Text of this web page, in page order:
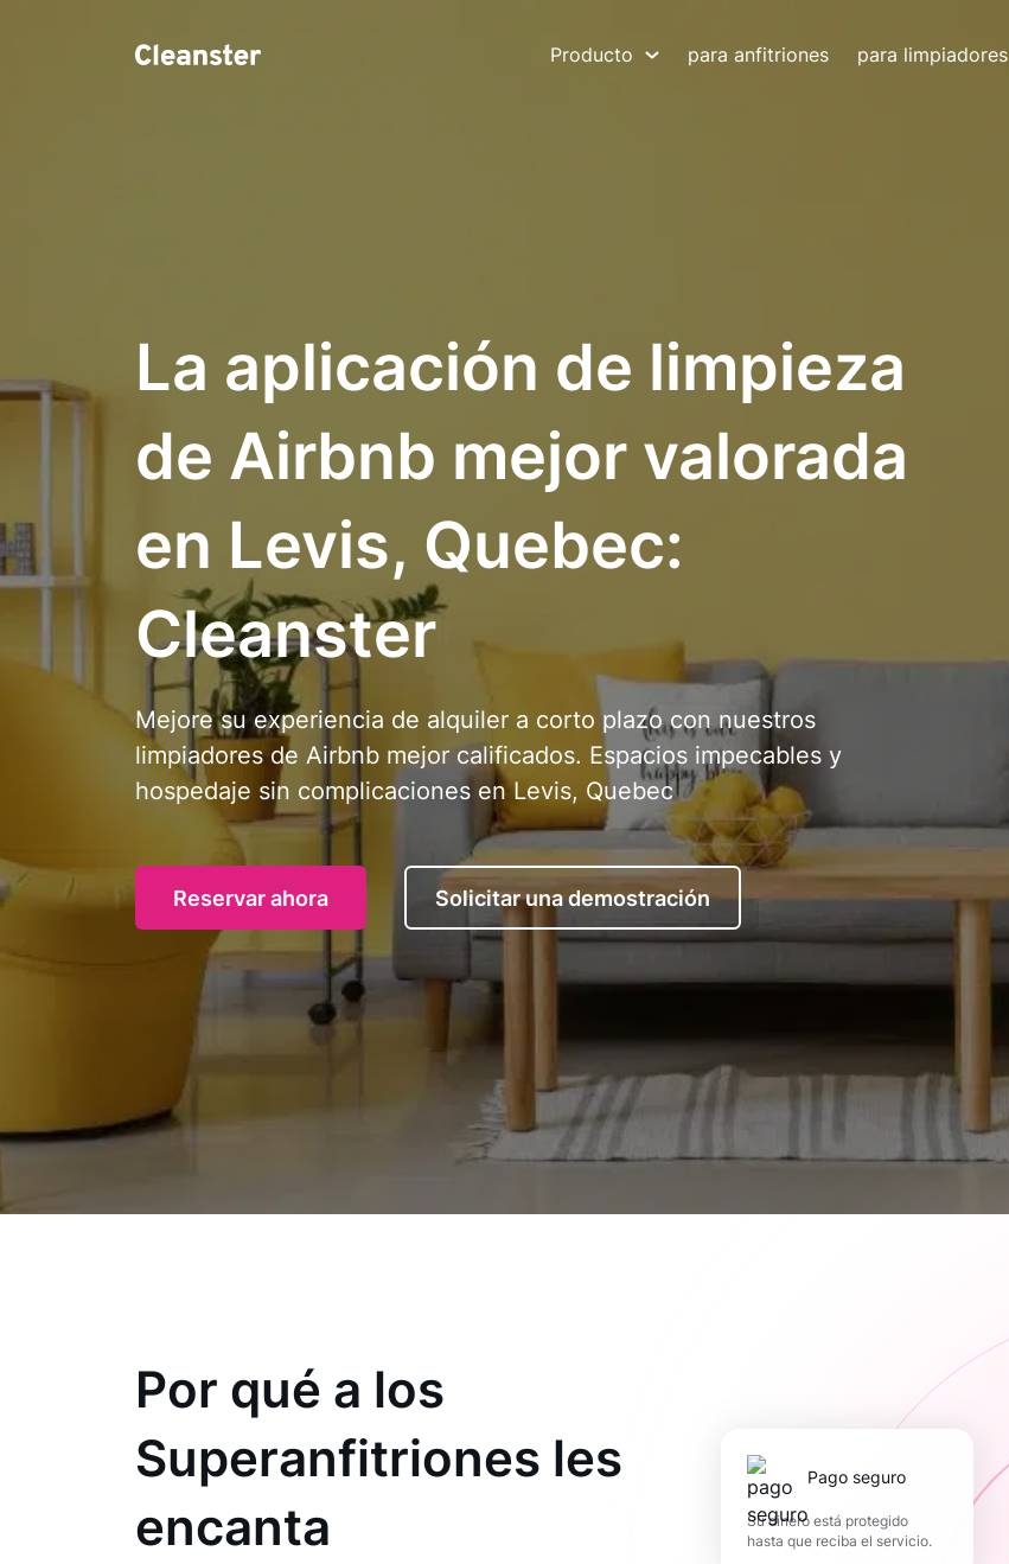
Producto para anfitriones para limpiadores
La aplicación de limpieza
de Airbnb mejor valorada
en Levis, Quebec:
Cleanster
Mejore su experiencia de alquiler a corto plazo con nuestros
limpiadores de Airbnb mejor calificados. Espacios impecables y
hospedaje sin complicaciones en Levis, Quebec
Reservar ahora Solicitar una demostración
Por qué a los
Superanfitriones les
encanta
pago seguro
Su dinero está protegido
hasta que reciba el servicio.